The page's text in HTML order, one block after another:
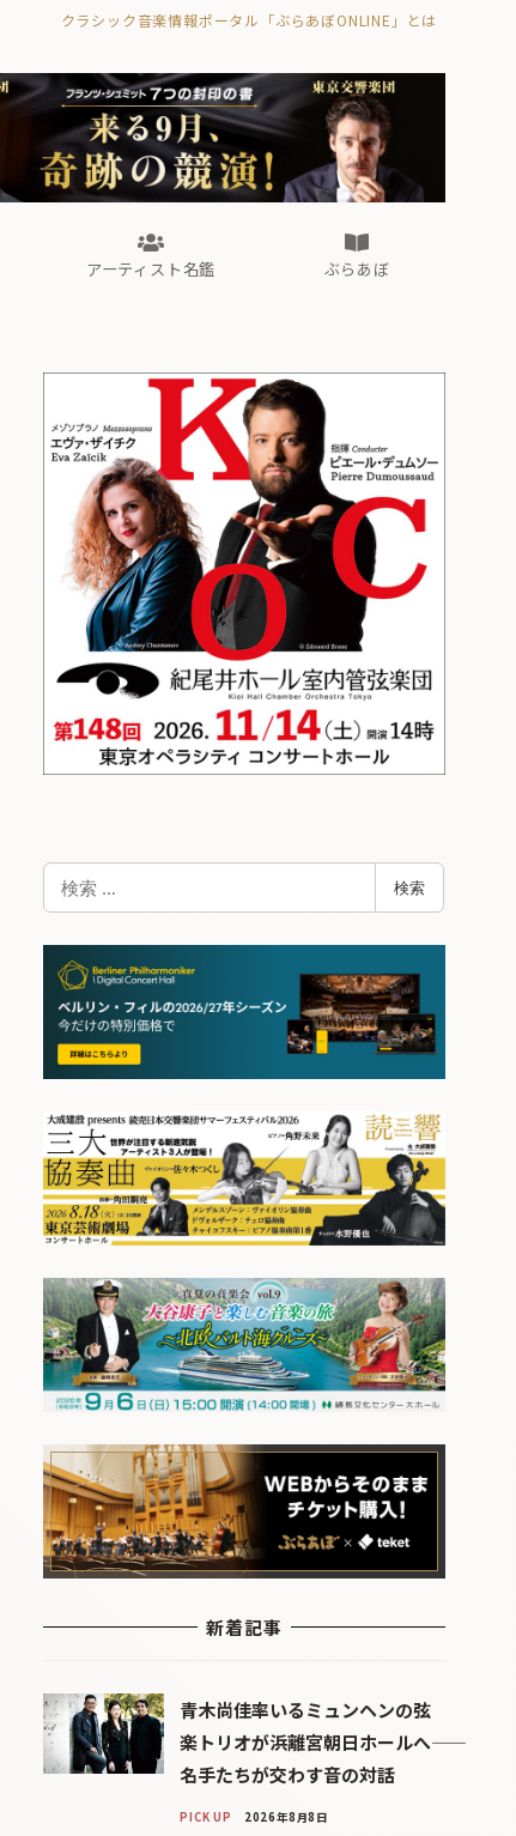
クラシック音楽情報ポータル「ぶらあぼONLINE」とは
ぶらあぼブラス！
フォルテピアノ・オデッセイ
アーティスト名鑑 ぶらあぼ
ぶらあぼブラス！
フォルテピアノ・オデッセイ
検
索
検索
新着記事
青木尚佳率いるミュンヘンの弦
楽トリオが浜離宮朝日ホールへ――
名手たちが交わす音の対話
PICK UP 2026年8月8日